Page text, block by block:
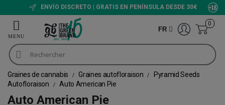
ENVÍO DISCRETO | GRATIS EN PENÍNSULA DESDE 30€
FR
0
Graines de cannabis Graines autofloraison
Pyramid Seeds
Autofloraison
Auto American Pie
Auto American Pie